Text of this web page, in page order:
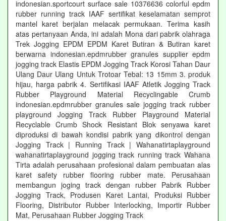
indonesian.sportcourt surface sale 10376636 colorful epdm
rubber running track IAAF sertifikat keselamatan semprot
mantel karet berjalan melacak permukaan. Terima kasih
atas pertanyaan Anda, ini adalah Mona dari pabrik olahraga
Trek Jogging EPDM EPDM Karet Butiran & Butiran karet
berwarna indonesian.epdmrubber granules supplier epdm
jogging track Elastis EPDM Jogging Track Korosi Tahan Daur
Ulang Daur Ulang Untuk Trotoar Tebal: 13 15mm 3. produk
hijau, harga pabrik 4. Sertifikasi IAAF Atletik Jogging Track
Rubber Playground Material Recyclingable Crumb
indonesian.epdmrubber granules sale jogging track rubber
playground Jogging Track Rubber Playground Material
Recyclable Crumb Shock Resistant Blok senyawa karet
diproduksi di bawah kondisi pabrik yang dikontrol dengan
Jogging Track | Running Track | Wahanatirtaplayground
wahanatirtaplayground jogging track running track Wahana
Tirta adalah perusahaan profesional dalam pembuatan alas
karet safety rubber flooring rubber mate. Perusahaan
membangun joging track dengan rubber Pabrik Rubber
Jogging Track, Produsen Karet Lantai, Produksi Rubber
Flooring, Distributor Rubber Interlocking, Importir Rubber
Mat, Perusahaan Rubber Jogging Track